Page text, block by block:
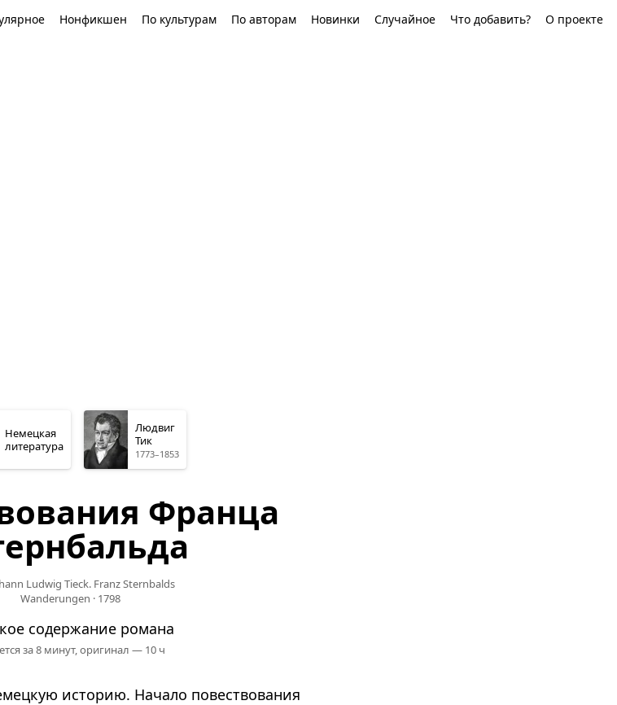
Нонфикшен По культурам По авторам Новинки Случайное Что добавить? О проекте
Немецкая
литература
Людвиг
Тик
1773–1853
Франца
Ludwig Tieck. Franz Sternbalds
Wanderungen · 1798
содержание романа
за 8 минут,оригинал — 10 ч
историю. Начало повествования